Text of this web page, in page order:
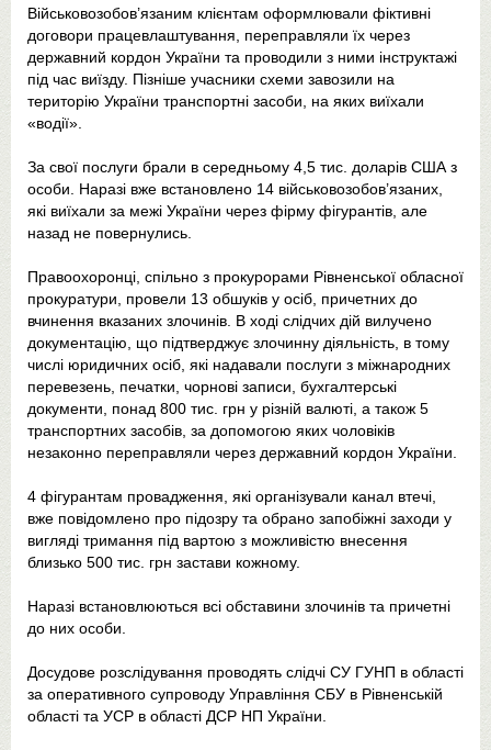
Військовозобов’язаним клієнтам оформлювали фіктивні
договори працевлаштування, переправляли їх через
державний кордон України та проводили з ними інструктажі
під час виїзду. Пізніше учасники схеми завозили на
територію України транспортні засоби, на яких виїхали
«водії».
За свої послуги брали в середньому 4,5 тис. доларів США з
особи. Наразі вже встановлено 14 військовозобов’язаних,
які виїхали за межі України через фірму фігурантів, але
назад не повернулись.
Правоохоронці, спільно з прокурорами Рівненської обласної
прокуратури, провели 13 обшуків у осіб, причетних до
вчинення вказаних злочинів. В ході слідчих дій вилучено
документацію, що підтверджує злочинну діяльність, в тому
числі юридичних осіб, які надавали послуги з міжнародних
перевезень, печатки, чорнові записи, бухгалтерські
документи, понад 800 тис. грн у різній валюті, а також 5
транспортних засобів, за допомогою яких чоловіків
незаконно переправляли через державний кордон України.
4 фігурантам провадження, які організували канал втечі,
вже повідомлено про підозру та обрано запобіжні заходи у
вигляді тримання під вартою з можливістю внесення
близько 500 тис. грн застави кожному.
Наразі встановлюються всі обставини злочинів та причетні
до них особи.
Досудове розслідування проводять слідчі СУ ГУНП в області
за оперативного супроводу Управління СБУ в Рівненській
області та УСР в області ДСР НП України.